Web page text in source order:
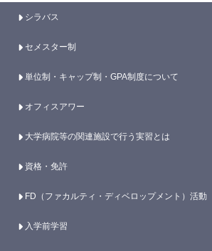
シラバス
セメスター制
単位制・キャップ制・GPA制度について
オフィスアワー
大学病院等の関連施設で行う実習とは
資格・免許
FD（ファカルティ・ディベロップメント）活動
入学前学習